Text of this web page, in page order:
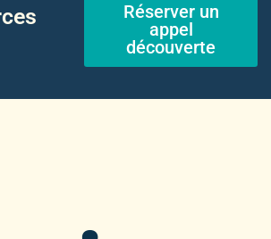
Réserver un
appel
découverte